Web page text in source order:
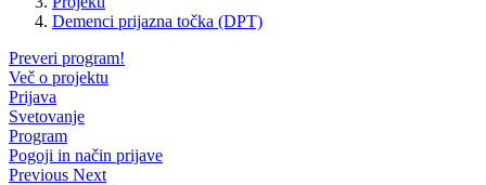
Demenci prijazna točka (DPT)
Preveri program!
Več o projektu
Prijava
Svetovanje
Program
Pogoji in način prijave
Previous Next